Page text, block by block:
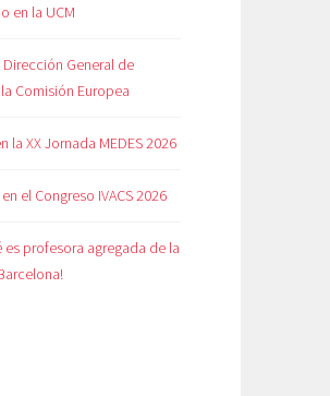
en la UCM
General de
Comisión Europea
la XX Jornada MEDES 2026
el Congreso IVACS 2026
es profesora agregada de la